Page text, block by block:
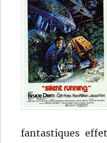
fantastiques